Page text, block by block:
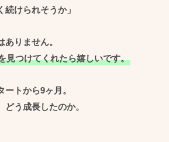
続けられそうか」
りません。
見つけてくれたら嬉しいです。
ートから9ヶ月。
う成長したのか。